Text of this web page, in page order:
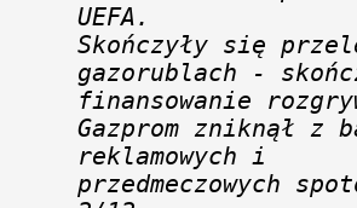
UEFA.
Skończyły się
gazorublach -
finansowanie
Gazprom zniknął z
reklamowych i
przedmeczowych